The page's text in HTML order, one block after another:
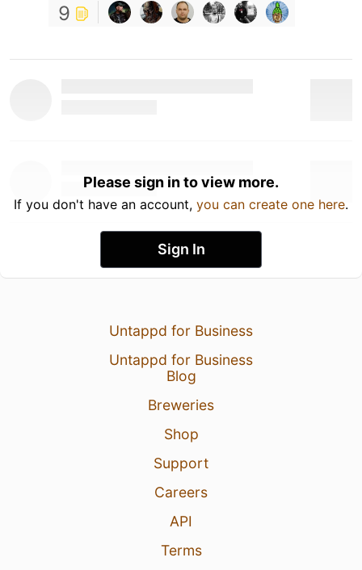
9
Please sign in to view more.
If you don't have an account, you can create one here.
Sign In
Untappd for Business
Untappd for Business
Blog
Breweries
Shop
Support
Careers
API
Terms